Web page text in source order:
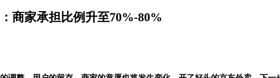
商家承担比例升至70%-80%